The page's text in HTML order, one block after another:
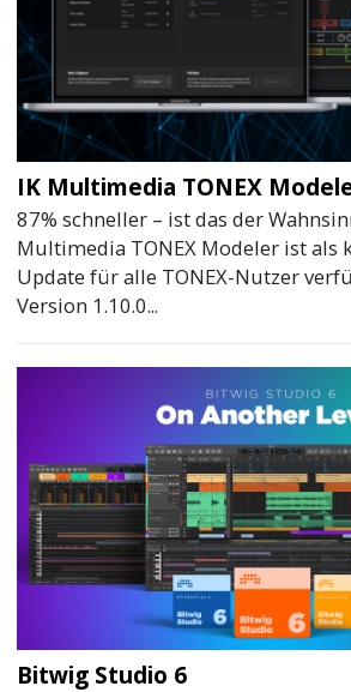
IK Multimedia TONEX
87% schneller – ist das der
Multimedia TONEX Modeler ist als
Update für alle TONEX-Nutzer
Version 1.10.0...
Bitwig Studio 6